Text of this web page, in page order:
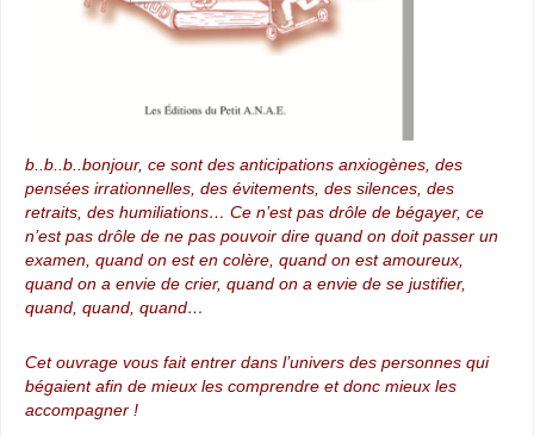
b..b..b..bonjour, ce sont des anticipations anxiogènes, des
pensées irrationnelles, des évitements, des silences, des
retraits, des humiliations… Ce n’est pas drôle de bégayer, ce
n’est pas drôle de ne pas pouvoir dire quand on doit passer un
examen, quand on est en colère, quand on est amoureux,
quand on a envie de crier, quand on a envie de se justifier,
quand, quand, quand…
Cet ouvrage vous fait entrer dans l’univers des personnes qui
bégaient afin de mieux les comprendre et donc mieux les
accompagner !